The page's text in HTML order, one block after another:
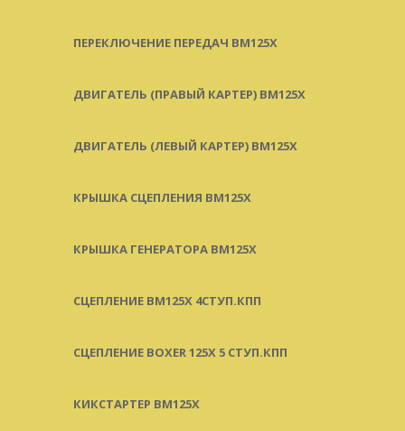
ПЕРЕКЛЮЧЕНИЕ ПЕРЕДАЧ BM125X
ДВИГАТЕЛЬ (ПРАВЫЙ КАРТЕР) BM125X
ДВИГАТЕЛЬ (ЛЕВЫЙ КАРТЕР) BM125X
КРЫШКА СЦЕПЛЕНИЯ BM125X
КРЫШКА ГЕНЕРАТОРА BM125X
СЦЕПЛЕНИЕ BM125X 4СТУП.КПП
СЦЕПЛЕНИЕ BOXER 125X 5 СТУП.КПП
КИКСТАРТЕР BM125X